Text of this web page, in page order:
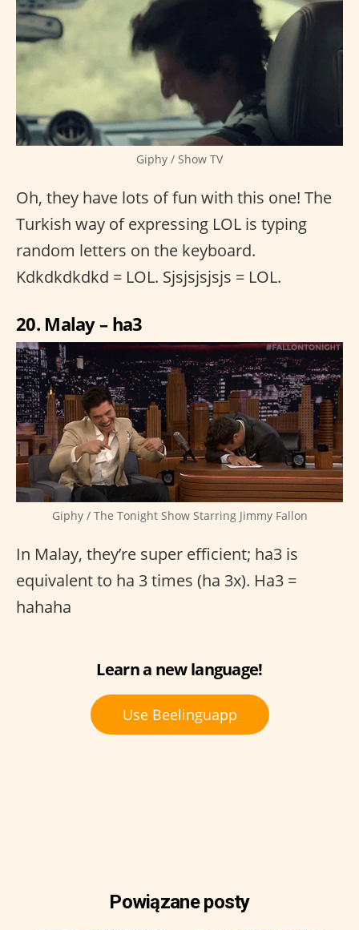
Giphy / Show TV
Oh, they have lots of fun with this one! The
Turkish way of expressing LOL is typing
random letters on the keyboard.
Kdkdkdkdkd = LOL. Sjsjsjsjsjs = LOL.
20. Malay – ha3
Giphy / The Tonight Show Starring Jimmy Fallon
In Malay, they’re super efficient; ha3 is
equivalent to ha 3 times (ha 3x). Ha3 =
hahaha
Learn a new language!
Use Beelinguapp
Powiązane posty